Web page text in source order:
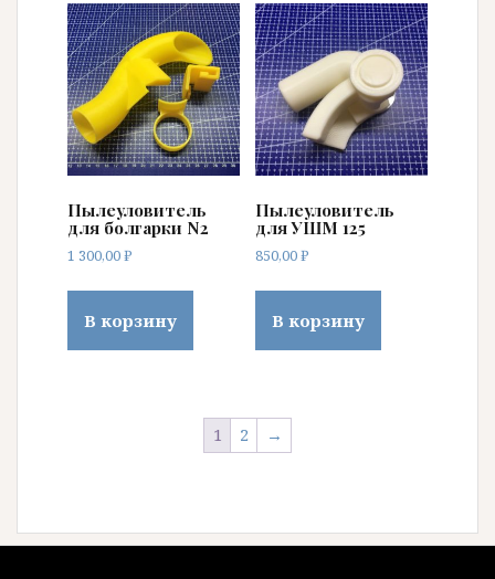
Пылеуловитель
для болгарки N2
1 300,00₽
В корзину
Пылеуловитель
для УШМ 125
850,00₽
В корзину
1 2 →